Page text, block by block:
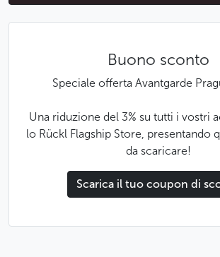
Buono sconto
Speciale offerta Avantgarde
Una riduzione del 3% su tutti i vostri
lo Rückl Flagship Store, presentando
da scaricare!
Scarica il tuo coupon di